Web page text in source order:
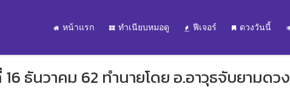
หน้าแรก ทำเนียบหมอดู ฟีเจอร์ ดวงวันนี้
ธันวาคม 62 ทำนายโดย อ.อาวุธจับยามดวง